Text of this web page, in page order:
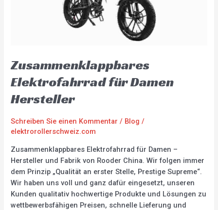
Zusammenklappbares
Elektrofahrrad für Damen
Hersteller
Schreiben Sie einen Kommentar / Blog /
elektrorollerschweiz.com
Zusammenklappbares Elektrofahrrad für Damen –
Hersteller und Fabrik von Rooder China. Wir folgen immer
dem Prinzip „Qualität an erster Stelle, Prestige Supreme“.
Wir haben uns voll und ganz dafür eingesetzt, unseren
Kunden qualitativ hochwertige Produkte und Lösungen zu
wettbewerbsfähigen Preisen, schnelle Lieferung und